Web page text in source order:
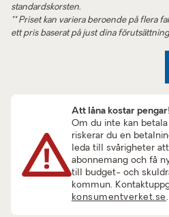
standardskorsten.
** Priset kan variera beroende på flera
ett pris baserat på just dina
Att låna kostar pengar!
Om du inte kan
riskerar du en
leda till svårigheter
abonnemang och få
till budget- och
kommun.
konsumentverket.se.